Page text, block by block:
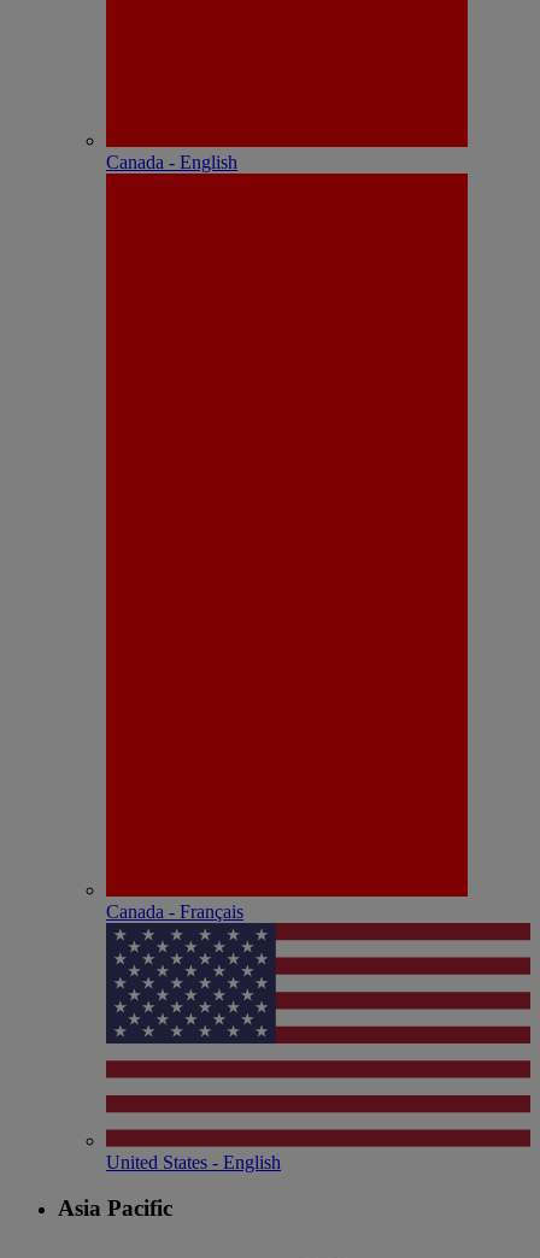
Canada - English
Canada - Français
United States - English
Asia Pacific